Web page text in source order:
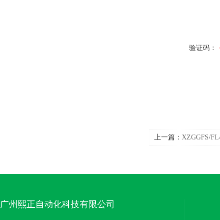
验证码：
上一篇： XZGGFS/
广州熙正自动化科技有限公司